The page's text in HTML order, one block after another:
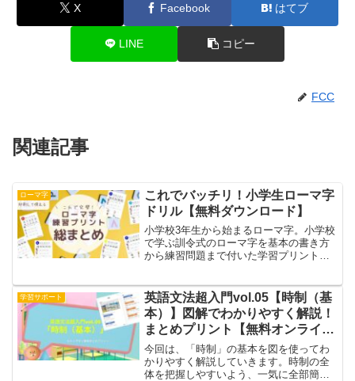
X Facebook はてブ
LINE コピー
FCC
関連記事
ローマ字
これでバッチリ！小学生ローマ字
ドリル【無料ダウンロード】
小学校3年生から始まるローマ字。小学校
で学ぶ訓令式のローマ字を基本の書き方
から練習問題まで付いた学習プリント一
たり、タブレットやスマホで表示してノ
ートに練習など環境や...
学習サポート
英語文法超入門vol.05【時制（基
本）】図解でわかりやすく解説！
まとめプリント【無料オンライン
教材】
今回は、「時制」の基本を図を使ってわ
かりやすく解説していきます。時制の全
体を把握しやすいよう、一気に全部簡単